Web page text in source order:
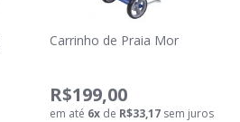
Carrinho de Praia Mor
R$199,00
em até 6x de R$33,17 sem juros